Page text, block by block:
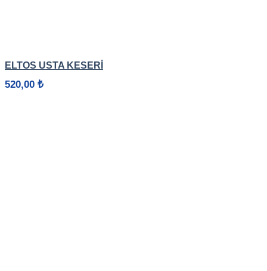
ELTOS USTA KESERI
520,00 ₺